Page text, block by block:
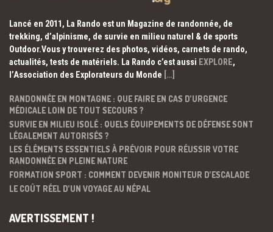
Lancé en 2011, La Rando est un Magazine de randonnée, de
trekking, d’alpinisme, de survie en milieu naturel & de sports
Outdoor.Vous y trouverez des photos, vidéos, carnets de rando,
actualités, tests de matériels. La Rando c’est aussi EXPLORE,
l’Association des Explorateurs du Monde […]
RANDONNÉE EN MONTAGNE : QUE FAIRE EN CAS D’URGENCE
MÉDICALE LOIN DE TOUT SECOURS ?
SURVIE EN MILIEU ISOLÉ : QUELS ÉQUIPEMENTS DE DÉFENSE SONT
LÉGALEMENT AUTORISÉS ?
LES ÉLÉMENTS ESSENTIELS À PRÉVOIR POUR RÉUSSIR VOTRE
RANDONNÉE EN PLEINE NATURE
FORMATION SPORT : COMMENT DEVENIR MONITEUR D’ESCALADE
LE COÛT RÉEL D’UN VOYAGE AU NÉPAL
AVERTISSEMENT !